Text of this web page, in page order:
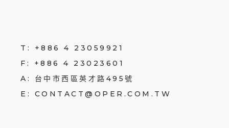
T: +886 4 23059921
F: +886 4 23023601
A: 台中市西區英才路495號
E: CONTACT@OPER.COM.TW